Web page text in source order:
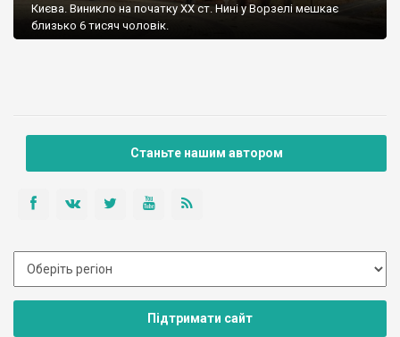
Києва. Виникло на початку ХХ ст. Нині у Ворзелі мешкає
близько 6 тисяч чоловік.
Станьте нашим автором
Підтримати сайт